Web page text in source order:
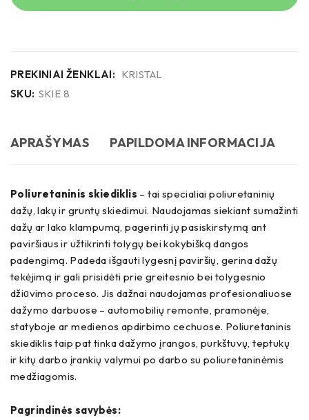
PREKINIAI ŽENKLAI: KRISTAL
SKU: SKIE 8
APRAŠYMAS PAPILDOMA INFORMACIJA
Poliuretaninis skiediklis – tai specialiai poliuretaninių
dažų, lakų ir gruntų skiedimui. Naudojamas siekiant sumažinti
dažų ar lako klampumą, pagerinti jų pasiskirstymą ant
paviršiaus ir užtikrinti tolygų bei kokybišką dangos
padengimą. Padeda išgauti lygesnį paviršių, gerina dažų
tekėjimą ir gali prisidėti prie greitesnio bei tolygesnio
džiūvimo proceso. Jis dažnai naudojamas profesionaliuose
dažymo darbuose – automobilių remonte, pramonėje,
statyboje ar medienos apdirbimo cechuose. Poliuretaninis
skiediklis taip pat tinka dažymo įrangos, purkštuvų, teptukų
ir kitų darbo įrankių valymui po darbo su poliuretaninėmis
medžiagomis.
Pagrindinės savybės: